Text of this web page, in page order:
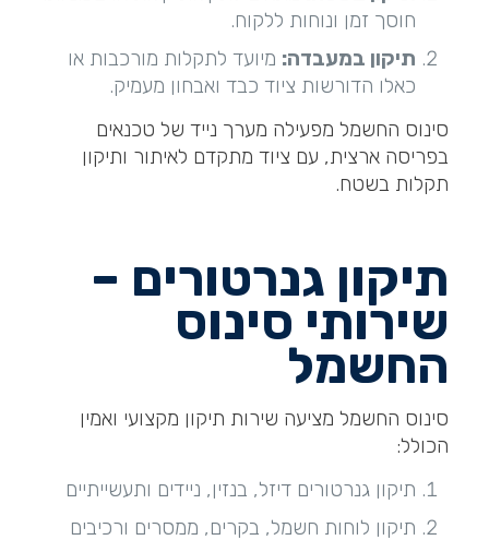
חוסך זמן ונוחות ללקוח.
תיקון במעבדה: מיועד לתקלות מורכבות או
כאלו הדורשות ציוד כבד ואבחון מעמיק.
סינוס החשמל מפעילה מערך נייד של טכנאים
בפריסה ארצית, עם ציוד מתקדם לאיתור ותיקון
תקלות בשטח.
תיקון גנרטורים –
שירותי סינוס
החשמל
סינוס החשמל מציעה שירות תיקון מקצועי ואמין
הכולל:
תיקון גנרטורים דיזל, בנזין, ניידים ותעשייתיים
תיקון לוחות חשמל, בקרים, ממסרים ורכיבים